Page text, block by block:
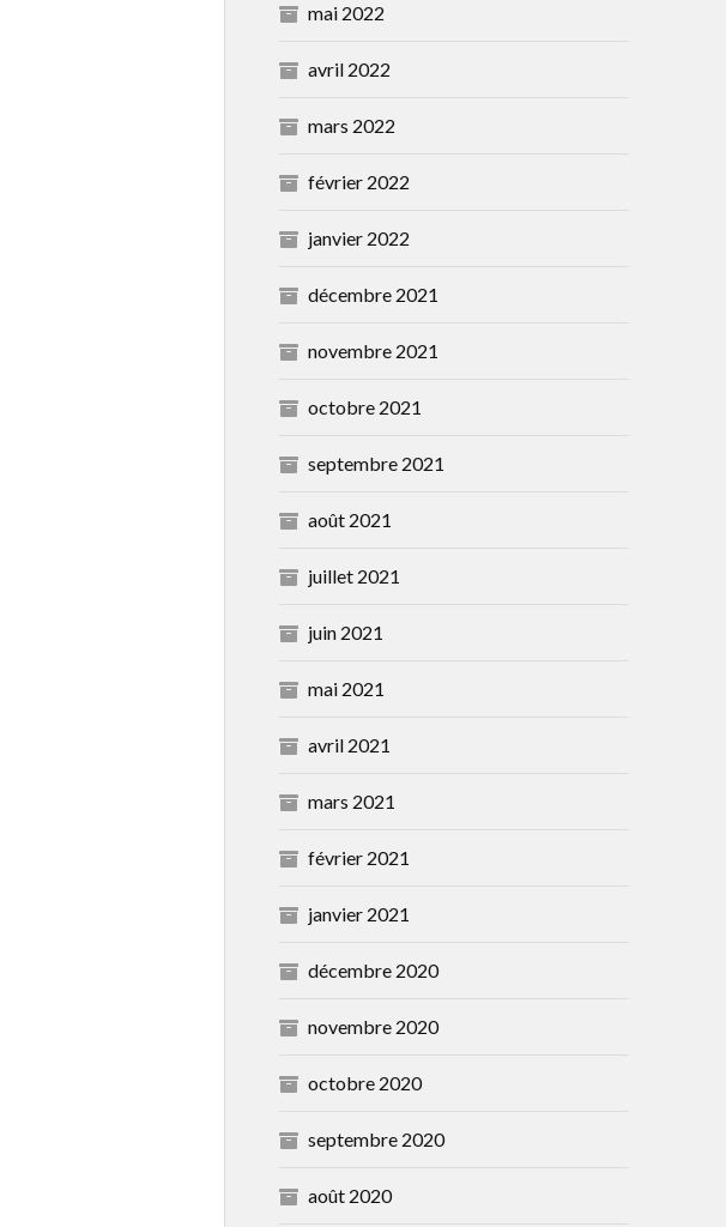
mai 2022
avril 2022
mars 2022
février 2022
janvier 2022
décembre 2021
novembre 2021
octobre 2021
septembre 2021
août 2021
juillet 2021
juin 2021
mai 2021
avril 2021
mars 2021
février 2021
janvier 2021
décembre 2020
novembre 2020
octobre 2020
septembre 2020
août 2020